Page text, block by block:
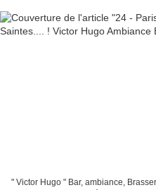
" Victor Hugo " Bar, ambiance,